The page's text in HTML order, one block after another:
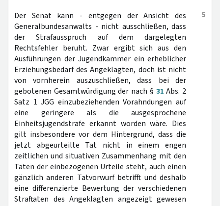
5
Der Senat kann - entgegen der Ansicht des
Generalbundesanwalts - nicht ausschließen, dass
der Strafausspruch auf dem dargelegten
Rechtsfehler beruht. Zwar ergibt sich aus den
Ausführungen der Jugendkammer ein erheblicher
Erziehungsbedarf des Angeklagten, doch ist nicht
von vornherein auszuschließen, dass bei der
gebotenen Gesamtwürdigung der nach § 31 Abs. 2
Satz 1 JGG einzubeziehenden Vorahndungen auf
eine geringere als die ausgesprochene
Einheitsjugendstrafe erkannt worden wäre. Dies
gilt insbesondere vor dem Hintergrund, dass die
jetzt abgeurteilte Tat nicht in einem engen
zeitlichen und situativen Zusammenhang mit den
Taten der einbezogenen Urteile steht, auch einen
gänzlich anderen Tatvorwurf betrifft und deshalb
eine differenzierte Bewertung der verschiedenen
Straftaten des Angeklagten angezeigt gewesen